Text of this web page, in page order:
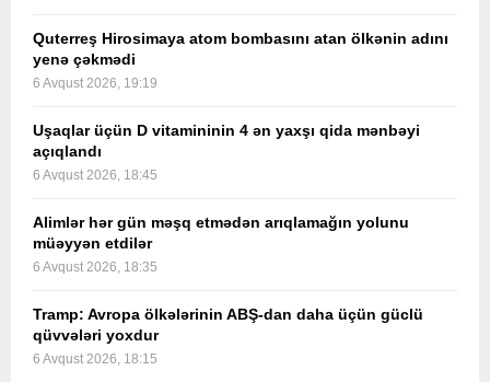
Quterreş Hirosimaya atom bombasını atan ölkənin adını
yenə çəkmədi
6 Avqust 2026, 19:19
Uşaqlar üçün D vitamininin 4 ən yaxşı qida mənbəyi
açıqlandı
6 Avqust 2026, 18:45
Alimlər hər gün məşq etmədən arıqlamağın yolunu
müəyyən etdilər
6 Avqust 2026, 18:35
Tramp: Avropa ölkələrinin ABŞ-dan daha üçün güclü
qüvvələri yoxdur
6 Avqust 2026, 18:15